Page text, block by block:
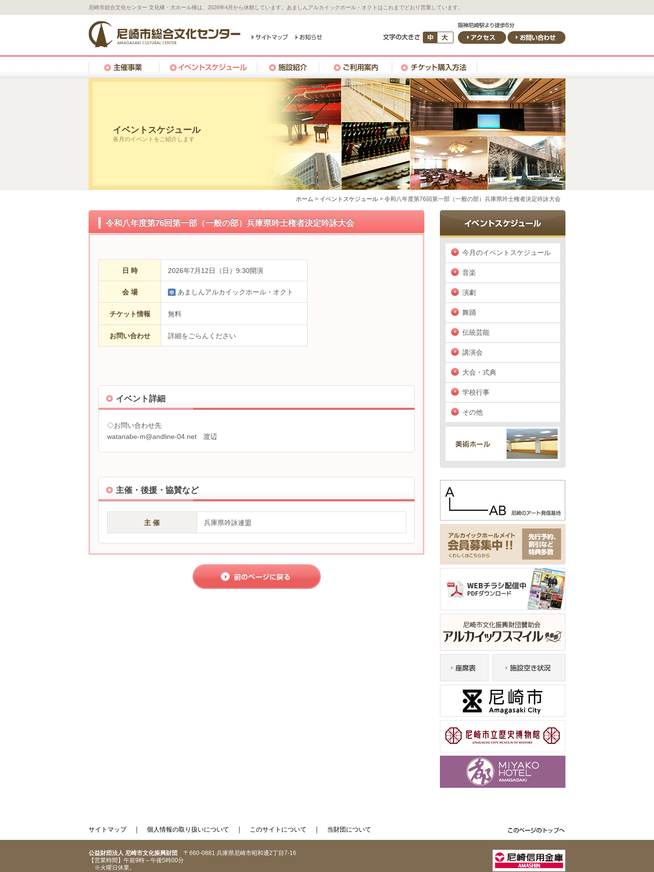
尼崎市総合文化センター 文化棟・大ホール棟は、2026年4月から休館しています。あましんアルカイックホール・オクトはこれまでどおり営業しています。
イベントスケジュール
各月のイベントをご紹介します
ホーム > イベントスケジュール > 令和八年度第76回第一部（一般の部）兵庫県吟士権者決定吟詠大会
令和八年度第76回第一部（一般の部）兵庫県吟士権者決定吟詠大会
日 時 2026年7月12日（日）9:30開演
会 場 あましんアルカイックホール・オクト
チケット情報 無料
お問い合わせ 詳細をごらんください
イベント詳細
◇お問い合わせ先
watanabe-m@andline-04.net 渡辺
主催・後援・協賛など
主 催 兵庫県吟詠連盟
今月のイベントスケジュール
音楽
演劇
舞踊
伝統芸能
講演会
大会・式典
学校行事
その他
サイトマップ｜ 個人情報の取り扱いについて ｜ このサイトについて ｜ 当財団について
公益財団法人 尼崎市文化振興財団 〒660-0881 兵庫県尼崎市昭和通2丁目7-16
【営業時間】午前9時～午後5時00分
※火曜日休業。